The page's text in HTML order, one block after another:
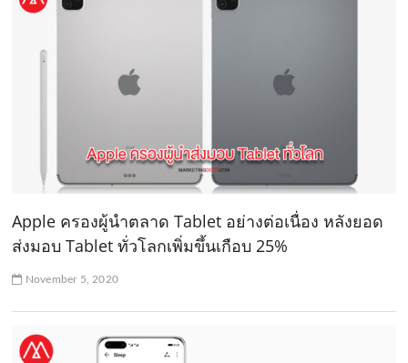
Apple ครองผู้นำตลาด Tablet อย่างต่อเนื่อง หลังยอด
ส่งมอบ Tablet ทั่วโลกเพิ่มขึ้นเกือบ 25%
November 5, 2020